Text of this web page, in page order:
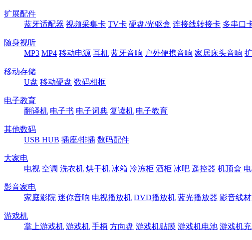
扩展配件
蓝牙适配器 视频采集卡 TV卡 硬盘/光驱盒 连接线转接卡 多串口
随身视听
MP3 MP4 移动电源 耳机 蓝牙音响 户外便携音响 家居床头音响
移动存储
U盘 移动硬盘 数码相框
电子教育
翻译机 电子书 电子词典 复读机 电子教育
其他数码
USB HUB 插座/排插 数码配件
大家电
电视 空调 洗衣机 烘干机 冰箱 冷冻柜 酒柜 冰吧 遥控器 机顶盒
影音家电
家庭影院 迷你音响 电视播放机 DVD播放机 蓝光播放器 影音线材
游戏机
掌上游戏机 游戏机 手柄 方向盘 游戏机贴膜 游戏机电池 游戏机